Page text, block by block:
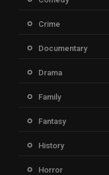
Crime
Documentary
Drama
Family
Fantasy
History
Horror